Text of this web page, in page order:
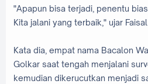
"Apapun bisa terjadi, penentu
Kita jalani yang terbaik," ujar Faisal.
Kata dia, empat nama Bacalon
Golkar saat tengah menjalani
kemudian dikerucutkan menjadi